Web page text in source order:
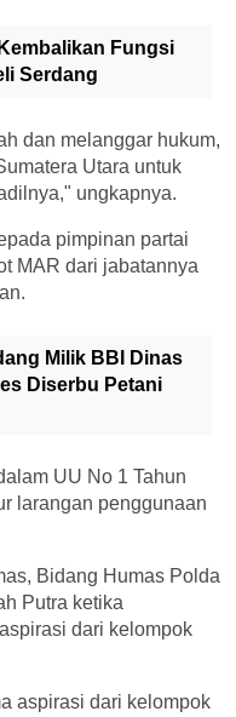
Fungsi
Serdang
dan melanggar hukum,
Utara untuk
ungkapnya.
pimpinan partai
MAR dari jabatannya
Milik BBI Dinas
Diserbu Petani
UU No 1 Tahun
larangan penggunaan
Bidang Humas Polda
Putra ketika
dari kelompok
aspirasi dari kelompok